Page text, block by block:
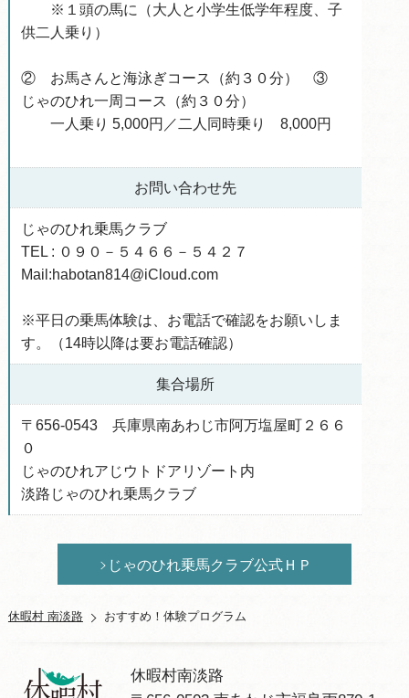
※１頭の馬に（大人と小学生低学年程度、子
供二人乗り）
② お馬さんと海泳ぎコース（約３０分） ③
じゃのひれ一周コース（約３０分）
一人乗り 5,000円／二人同時乗り 8,000円
お問い合わせ先
じゃのひれ乗馬クラブ
TEL : ０９０－５４６６－５４２７
Mail:habotan814@iCloud.com
※平日の乗馬体験は、お電話で確認をお願いしま
す。（14時以降は要お電話確認）
集合場所
〒656-0543 兵庫県南あわじ市阿万塩屋町２６６
０
じゃのひれアじウトドアリゾート内
淡路じゃのひれ乗馬クラブ
じゃのひれ乗馬クラブ公式ＨＰ
休暇村 南淡路 おすすめ！体験プログラム
休暇村南淡路